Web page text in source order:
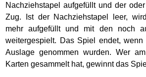
Nachziehstapel aufgefüllt und der
Zug. Ist der Nachziehstapel leer,
mehr aufgefüllt und mit den noch
weitergespielt. Das Spiel endet,
Auslage genommen wurden. Wer
Karten gesammelt hat, gewinnt das